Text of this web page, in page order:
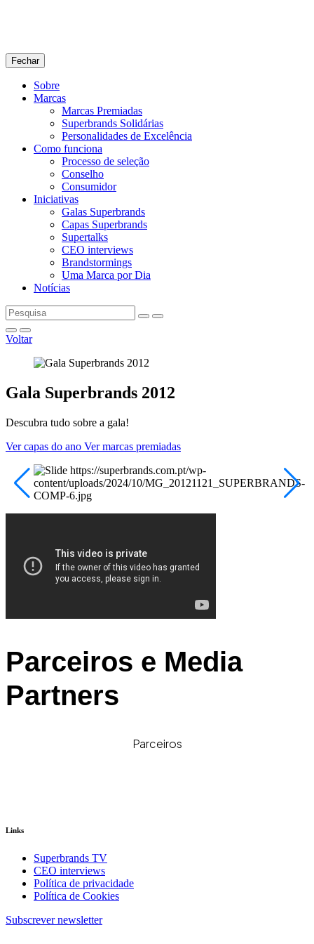
Fechar
Sobre
Marcas
Marcas Premiadas
Superbrands Solidárias
Personalidades de Excelência
Como funciona
Processo de seleção
Conselho
Consumidor
Iniciativas
Galas Superbrands
Capas Superbrands
Supertalks
CEO interviews
Brandstormings
Uma Marca por Dia
Notícias
Voltar
Gala Superbrands 2012
Descubra tudo sobre a gala!
Ver capas do ano Ver marcas premiadas
Parceiros e Media
Partners
Parceiros
Links
Superbrands TV
CEO interviews
Política de privacidade
Política de Cookies
Subscrever newsletter